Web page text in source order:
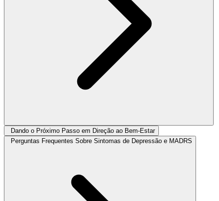
Dando o Próximo Passo em Direção ao Bem-Estar
Perguntas Frequentes Sobre Sintomas de Depressão e MADRS